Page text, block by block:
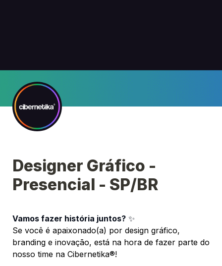
Designer Gráfico -
Presencial - SP/BR
Vamos fazer história juntos? ✨
Se você é apaixonado(a) por design gráfico,
branding e inovação, está na hora de fazer parte do
nosso time na Cibernetika®!